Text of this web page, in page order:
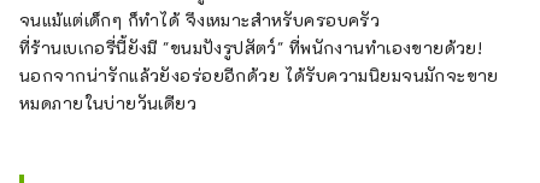
จนแม้แต่เด็กๆ ก็ทำได้ จึงเหมาะสำหรับครอบครัว
ที่ร้านเบเกอรี่นี้ยังมี "ขนมปังรูปสัตว์" ที่พนักงานทำเองขายด้วย!
นอกจากน่ารักแล้วยังอร่อยอีกด้วย ได้รับความนิยมจนมักจะขาย
หมดภายในบ่ายวันเดียว